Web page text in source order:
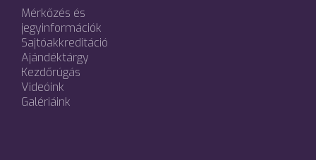
Mérkőzés és
jegyinformációk
Sajtóakkreditáció
Ajándéktárgy
Kezdőrúgás
Videóink
Galériáink